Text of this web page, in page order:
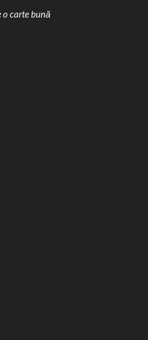
o carte bună